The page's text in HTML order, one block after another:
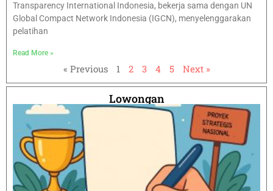
Transparency International Indonesia, bekerja sama dengan UN
Global Compact Network Indonesia (IGCN), menyelenggarakan
pelatihan
Read More »
« Previous 1 2 3 4 5 Next »
Lowongan